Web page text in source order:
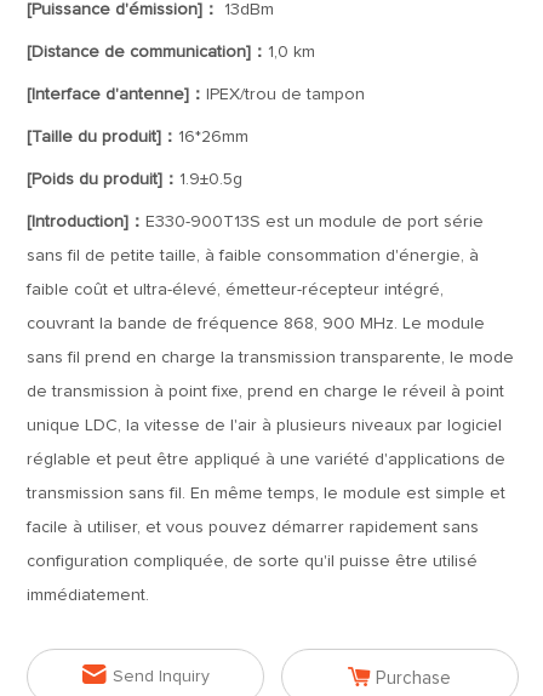
[Puissance d'émission]： 13dBm
[Distance de communication]： 1,0 km
[Interface d'antenne]： IPEX/trou de tampon
[Taille du produit]： 16*26mm
[Poids du produit]： 1.9±0.5g
[Introduction]： E330-900T13S est un module de port série
sans fil de petite taille, à faible consommation d'énergie, à
faible coût et ultra-élevé, émetteur-récepteur intégré,
couvrant la bande de fréquence 868, 900 MHz. Le module
sans fil prend en charge la transmission transparente, le mode
de transmission à point fixe, prend en charge le réveil à point
unique LDC, la vitesse de l'air à plusieurs niveaux par logiciel
réglable et peut être appliqué à une variété d'applications de
transmission sans fil. En même temps, le module est simple et
facile à utiliser, et vous pouvez démarrer rapidement sans
configuration compliquée, de sorte qu'il puisse être utilisé
immédiatement.
 Send Inquiry  Purchase